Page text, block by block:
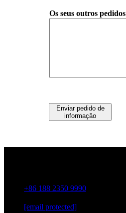
Os seus outros pedidos
Enviar pedido de
informação
+86 188 2350 9990
[email protected]